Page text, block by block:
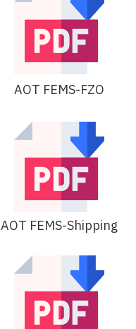
AOT FEMS-FZO
AOT FEMS-Shipping